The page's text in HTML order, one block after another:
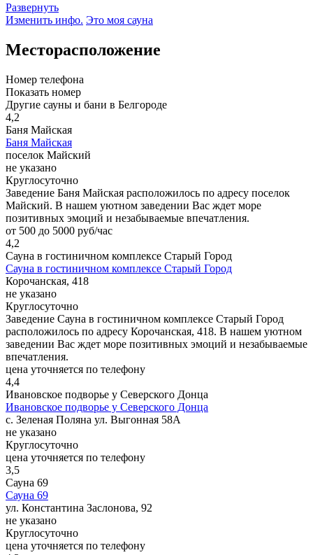
Развернуть
Изменить инфо. Это моя сауна
Месторасположение
Номер телефона
Показать номер
Другие сауны и бани в Белгороде
4,2
Баня Майская
Баня Майская
поселок Майский
не указано
Круглосуточно
Заведение Баня Майская расположилось по адресу поселок
Майский. В нашем уютном заведении Вас ждет море
позитивных эмоций и незабываемые впечатления.
от 500 до 5000 руб/час
4,2
Сауна в гостиничном комплексе Старый Город
Сауна в гостиничном комплексе Старый Город
Корочанская, 418
не указано
Круглосуточно
Заведение Сауна в гостиничном комплексе Старый Город
расположилось по адресу Корочанская, 418. В нашем уютном
заведении Вас ждет море позитивных эмоций и незабываемые
впечатления.
цена уточняется по телефону
4,4
Ивановское подворье у Северского Донца
Ивановское подворье у Северского Донца
с. Зеленая Поляна ул. Выгонная 58А
не указано
Круглосуточно
цена уточняется по телефону
3,5
Сауна 69
Сауна 69
ул. Константина Заслонова, 92
не указано
Круглосуточно
цена уточняется по телефону